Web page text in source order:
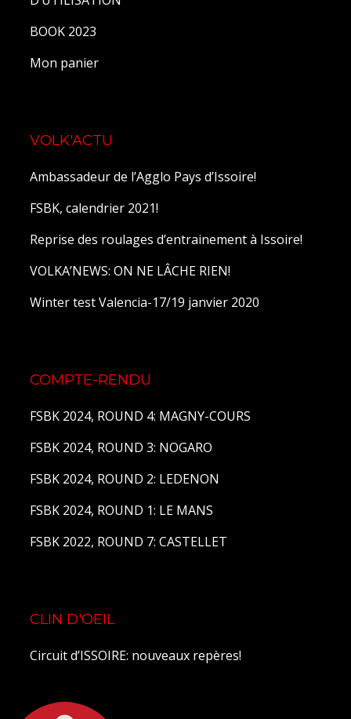
BOOK 2023
Mon panier
VOLK'ACTU
Ambassadeur de l’Agglo Pays d’Issoire!
FSBK, calendrier 2021!
Reprise des roulages d’entrainement à Issoire!
VOLKA’NEWS: ON NE LÂCHE RIEN!
Winter test Valencia-17/19 janvier 2020
COMPTE-RENDU
FSBK 2024, ROUND 4: MAGNY-COURS
FSBK 2024, ROUND 3: NOGARO
FSBK 2024, ROUND 2: LEDENON
FSBK 2024, ROUND 1: LE MANS
FSBK 2022, ROUND 7: CASTELLET
CLIN D'OEIL
Circuit d’ISSOIRE: nouveaux repères!